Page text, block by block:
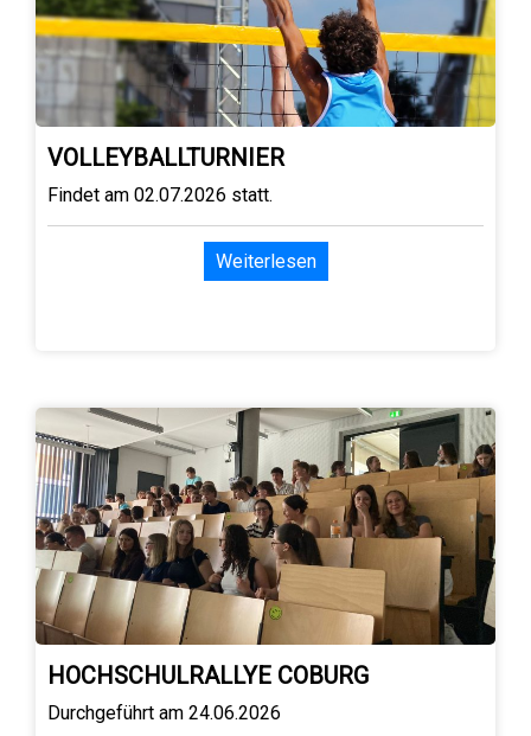
VOLLEYBALLTURNIER
Findet am 02.07.2026 statt.
Weiterlesen
HOCHSCHULRALLYE COBURG
Durchgeführt am 24.06.2026